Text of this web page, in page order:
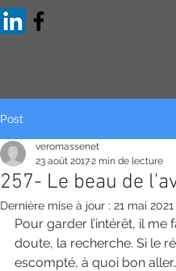
Post
257- Le beau de
veromassenet
23 août 20172 min de lecture
Dernière mise à jour : 21 mai 2021
Pour garder l’intérêt, il me
doute, la recherche. Si le
escompté, à quoi bon